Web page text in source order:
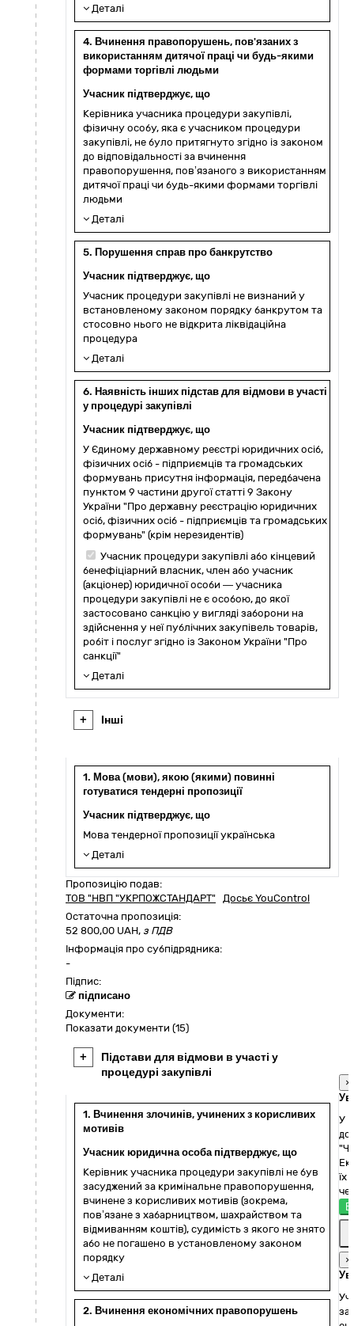
Деталі
4. Вчинення правопорушень, пов'язаних з
використанням дитячої праці чи будь-якими
формами торгівлі людьми
Учасник підтверджує, що
Керівника учасника процедури закупівлі,
фізичну особу, яка є учасником процедури
закупівлі, не було притягнуто згідно із законом
до відповідальності за вчинення
правопорушення, пов’язаного з використанням
дитячої праці чи будь-якими формами торгівлі
людьми
Деталі
5. Порушення справ про банкрутство
Учасник підтверджує, що
Учасник процедури закупівлі не визнаний у
встановленому законом порядку банкрутом та
стосовно нього не відкрита ліквідаційна
процедура
Деталі
6. Наявність інших підстав для відмови в участі
у процедурі закупівлі
Учасник підтверджує, що
У Єдиному державному реєстрі юридичних осіб,
фізичних осіб - підприємців та громадських
формувань присутня інформація, передбачена
пунктом 9 частини другої статті 9 Закону
України "Про державну реєстрацію юридичних
осіб, фізичних осіб - підприємців та громадських
формувань" (крім нерезидентів)
Учасник процедури закупівлі або кінцевий
бенефіціарний власник, член або учасник
(акціонер) юридичної особи — учасника
процедури закупівлі не є особою, до якої
застосовано санкцію у вигляді заборони на
здійснення у неї публічних закупівель товарів,
робіт і послуг згідно із Законом України "Про
санкції"
Деталі
+ Інші
1. Мова (мови), якою (якими) повинні
готуватися тендерні пропозиції
Учасник підтверджує, що
Мова тендерної пропозиції українська
Деталі
Пропозицію подав:
ТОВ "НВП "УКРПОЖСТАНДАРТ" Досьє YouControl
Остаточна пропозиція:
52 800,00 UAH, з ПДВ
Інформація про субпідрядника:
-
Підпис:
підписано
Документи:
Показати документи (15)
+
Підстави для відмови в участі у
процедурі закупівлі
1. Вчинення злочинів, учинених з корисливих
мотивів
Учасник юридична особа підтверджує, що
Керівник учасника процедури закупівлі не був
засуджений за кримінальне правопорушення,
вчинене з корисливих мотивів (зокрема,
пов’язане з хабарництвом, шахрайством та
відмиванням коштів), судимість з якого не знято
або не погашено в установленому законом
порядку
Деталі
2. Вчинення економічних правопорушень
×
У
їх
×